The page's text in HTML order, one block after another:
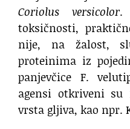
Coriolus versicolor.
toksičnosti,
nije, na žalost,
proteinima iz
panjevčice F.
agensi otkriveni
vrsta gljiva, kao npr.